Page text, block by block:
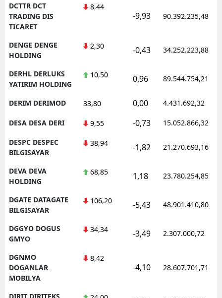
DCTTR DCT
TRADING DIS
TICARET
8,44
-9,93 90.392.235,48
DENGE DENGE
HOLDING
2,30 -0,43 34.252.223,88
DERHL DERLUKS
YATIRIM HOLDING
10,50 0,96 89.544.754,21
DERIM DERIMOD 33,80 0,00 4.431.692,32
DESA DESA DERI 9,55 -0,73 15.052.866,32
DESPC DESPEC
BILGISAYAR
38,94 -1,82 21.270.693,16
DEVA DEVA
HOLDING
68,85 1,18 23.780.254,85
DGATE DATAGATE
BILGISAYAR
106,20 -5,43 48.901.410,80
DGGYO DOGUS
GMYO
34,34 -3,49 2.307.000,72
DGNMO
DOGANLAR
MOBILYA
8,42
-4,10 28.607.701,71
DIRIT DIRITEKS